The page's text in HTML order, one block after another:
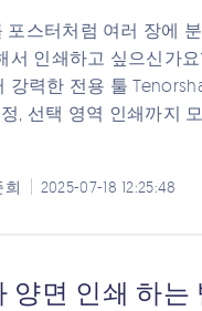
포스터처럼 여러 장에
서 인쇄하고 싶으신가요
강력한 전용 툴
, 선택 영역 인쇄까지
희 2025-07-18 12:25:48
양면 인쇄 하는